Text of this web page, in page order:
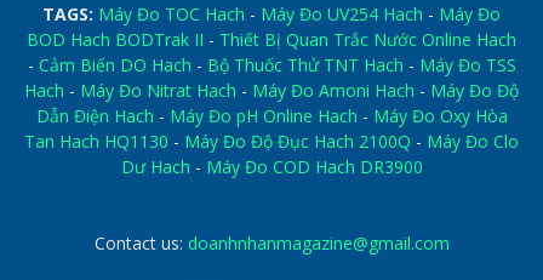
TAGS: Máy Đo TOC Hach - Máy Đo UV254 Hach - Máy Đo
BOD Hach BODTrak II - Thiết Bị Quan Trắc Nước Online Hach
- Cảm Biến DO Hach - Bộ Thuốc Thử TNT Hach - Máy Đo TSS
Hach - Máy Đo Nitrat Hach - Máy Đo Amoni Hach - Máy Đo Độ
Dẫn Điện Hach - Máy Đo pH Online Hach - Máy Đo Oxy Hòa
Tan Hach HQ1130 - Máy Đo Độ Đục Hach 2100Q - Máy Đo Clo
Dư Hach - Máy Đo COD Hach DR3900
Contact us: doanhnhanmagazine@gmail.com